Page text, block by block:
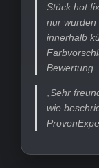
Stück hot
nur wurden
innerhalb
Bewertung
„Sehr
wie